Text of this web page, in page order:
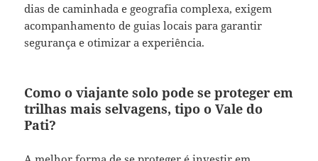
dias de caminhada e geografia complexa, exigem
acompanhamento de guias locais para garantir
segurança e otimizar a experiência.
Como o viajante solo pode se proteger em
trilhas mais selvagens, tipo o Vale do
Pati?